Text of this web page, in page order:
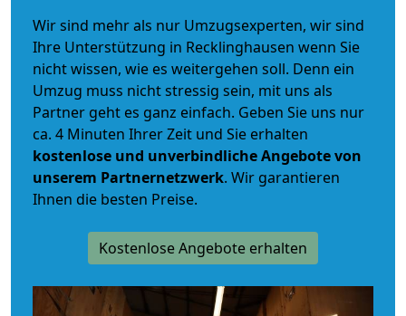
Wir sind mehr als nur Umzugsexperten, wir sind
Ihre Unterstützung in Recklinghausen wenn Sie
nicht wissen, wie es weitergehen soll. Denn ein
Umzug muss nicht stressig sein, mit uns als
Partner geht es ganz einfach. Geben Sie uns nur
ca. 4 Minuten Ihrer Zeit und Sie erhalten
kostenlose und unverbindlicheAngebote von
unserem Partnernetzwerk. Wir garantieren
Ihnen die besten Preise.
Kostenlose Angebote erhalten